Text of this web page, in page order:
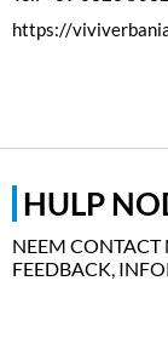
https://
HULP
NEEM CONTACT
FEEDBACK,